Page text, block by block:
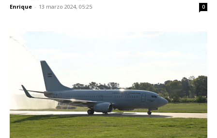
Enrique - 13 marzo 2024, 05:25 0